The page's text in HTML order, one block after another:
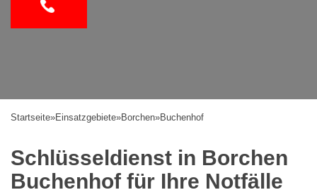
Startseite»Einsatzgebiete»Borchen»Buchenhof
Schlüsseldienst in Borchen
Buchenhof für Ihre Notfälle